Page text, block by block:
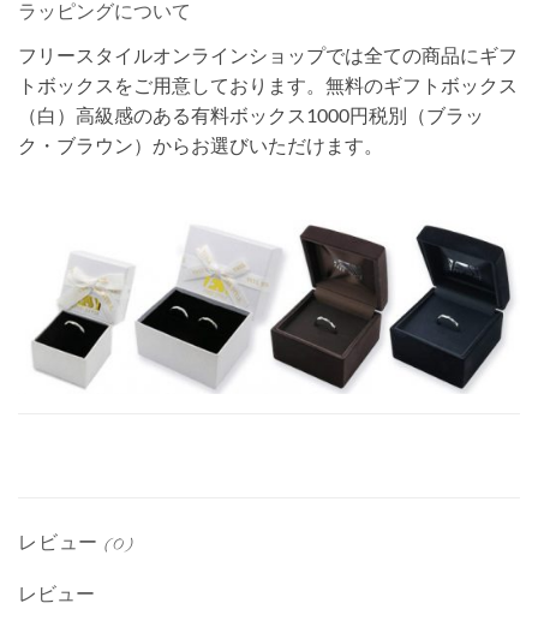
ラッピングについて
フリースタイルオンラインショップでは全ての商品にギフ
トボックスをご用意しております。無料のギフトボックス
（白）高級感のある有料ボックス1000円税別（ブラッ
ク・ブラウン）からお選びいただけます。
レビュー (0)
レビュー